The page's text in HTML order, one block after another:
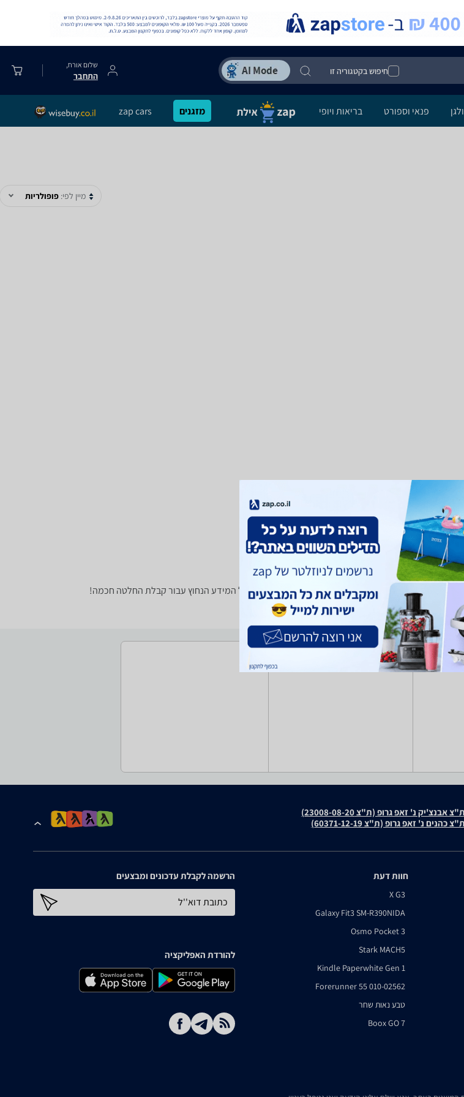
חיפוש בקטגוריה זו
שלום אורח,
התחבר
פנאי וספורט בריאות ויופי מזגנים zap cars
מיין לפי: פופולריות
נ' זאפ גרופ (ת"צ 23008-08-20)
נ' זאפ גרופ (ת"צ 60371-12-19)
חוות דעת
X G3
Galaxy Fit3 SM-R390NIDA
Osmo Pocket 3
Stark MACH5
Kindle Paperwhite Gen 1
Forerunner 55 010-02562
טבע נאות שחר
Boox GO 7
הרשמה לקבלת עדכונים ומבצעים
כתובת דוא''ל
להורדת האפליקציה